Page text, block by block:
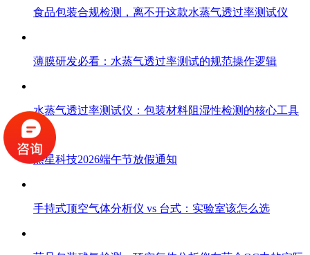
食品包装合规检测，离不开这款水蒸气透过率测试仪
薄膜研发必看：水蒸气透过率测试的规范操作逻辑
水蒸气透过率测试仪：包装材料阻湿性检测的核心工具
杰星科技2026端午节放假通知
手持式顶空气体分析仪 vs 台式：实验室该怎么选